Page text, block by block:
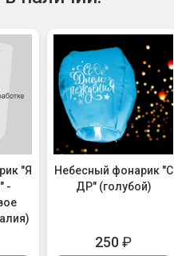
"Я
-
Небесный фонарик "С
ДР" (голубой)
250₽